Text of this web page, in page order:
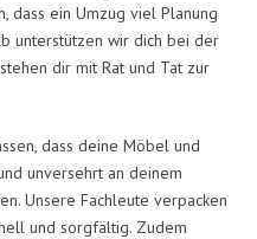
dass ein Umzug viel Planung
unterstützen wir dich bei der
dir mit Rat und Tat zur
dass deine Möbel und
unversehrt an deinem
Unsere Fachleute verpacken
und sorgfältig. Zudem